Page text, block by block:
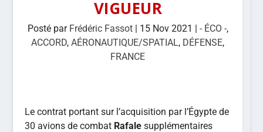
VIGUEUR
Posté par Frédéric Fassot| 15 Nov 2021 | - ÉCO -,
ACCORD,AÉRONAUTIQUE/SPATIAL, DÉFENSE,
FRANCE
Le contrat portant sur l’acquisition par l’Égypte de
30 avions de combat Rafale supplémentaires